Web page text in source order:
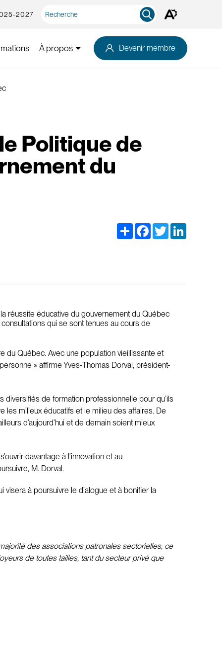
2027
rapide
Ouvrez
d'outils
d'accessibilité.
À propos Devenir membre
Politique de
du
Share Facebook
Twitter
réussite éducative du gouvernement du Québec
qui se sont tenues au cours de
du Québec. Avec une population vieillissante et
» affirme Yves-Thomas Dorval, président-
diversifiés de formation professionnelle pour qu’ils
les milieux éducatifs et le milieu des affaires. De
d’aujourd’hui et de demain soient mieux
davantage à l’innovation et au
M. Dorval.
visera à poursuivre le dialogue et à bonifier la
des associations patronales sectorielles, ce
de toutes tailles, tant du secteur privé que